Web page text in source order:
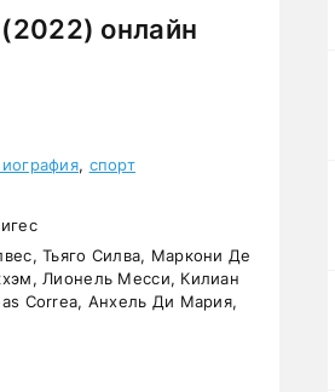
онлайн
, спорт
Тьяго Силва, Маркони Де
Лионель Месси, Килиан
Correa, Анхель Ди Мария,